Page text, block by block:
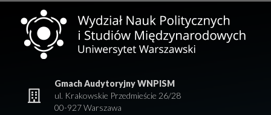
Gmach Audytoryjny WNPISM
ul. Krakowskie Przedmieście 26/28
00-927 Warszawa